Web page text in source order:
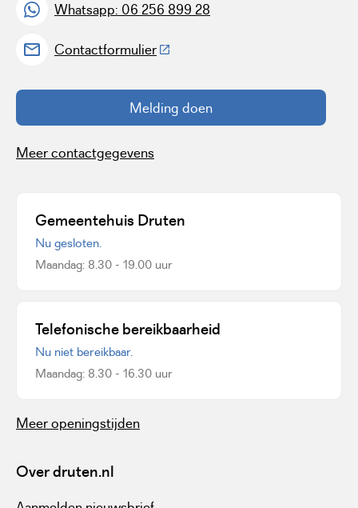
Whatsapp: 06 256 899 28
Contactformulier(Deze link gaat naar een externe
Melding doen
Meer contactgegevens
Gemeentehuis Druten
Nu gesloten.
Maandag: 8.30 - 19.00 uur
Telefonische bereikbaarheid
Nu niet bereikbaar.
Maandag: 8.30 - 16.30 uur
Meer openingstijden
Over druten.nl